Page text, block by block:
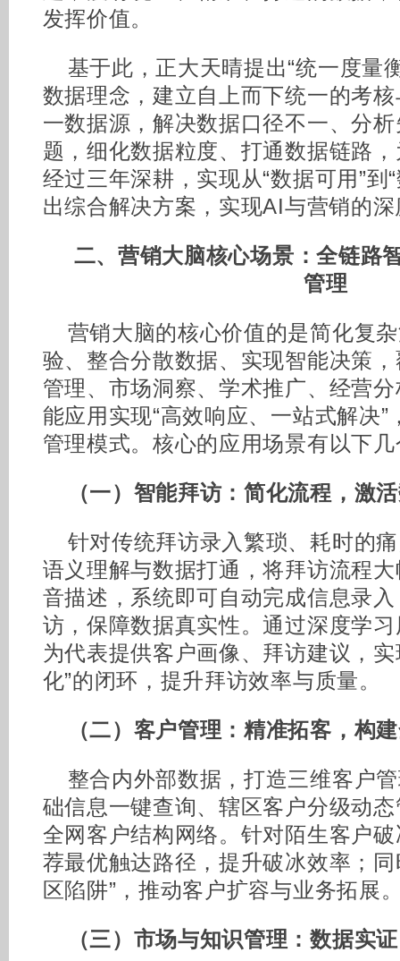
发挥价值。
基于此，正大天晴提出“统一度量
数据理念，建立自上而下统一的考
一数据源，解决数据口径不一、分
题，细化数据粒度、打通数据链路
经过三年深耕，实现从“数据可用”到
出综合解决方案，实现AI与营销的
二、营销大脑核心场景：全链路
管理
营销大脑的核心价值的是简化复
验、整合分散数据、实现智能决策
管理、市场洞察、学术推广、经营
能应用实现“高效响应、一站式解决
管理模式。核心的应用场景有以下
（一）智能拜访：简化流程，激
针对传统拜访录入繁琐、耗时的
语义理解与数据打通，将拜访流程
音描述，系统即可自动完成信息录
访，保障数据真实性。通过深度学
为代表提供客户画像、拜访建议，
化”的闭环，提升拜访效率与质量。
（二）客户管理：精准拓客，构
整合内外部数据，打造三维客户
础信息一键查询、辖区客户分级动
全网客户结构网络。针对陌生客户
荐最优触达路径，提升破冰效率；
区陷阱”，推动客户扩容与业务拓展
（三）市场与知识管理：数据实